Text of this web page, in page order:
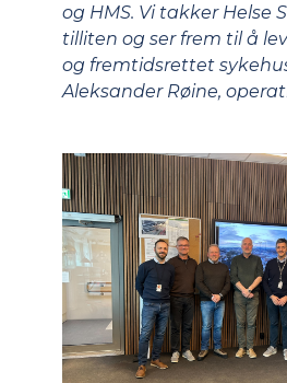
og HMS. Vi takker Helse
tilliten og ser frem til å
og fremtidsrettet
Aleksander Røine,